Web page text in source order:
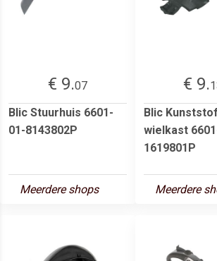
€ 9.07
Blic Stuurhuis 6601-
01-8143802P
Meerdere shops
€ 9.
Blic Kunststof
wielkast
1619801P
Meerdere